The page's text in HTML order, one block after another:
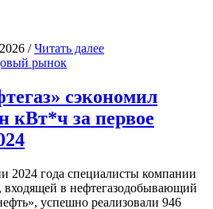
/Читать далее
рынок
сэкономил
кВт*ч за первое
2024 года специалисты компании
входящей в нефтегазодобывающий
успешно реализовали 946